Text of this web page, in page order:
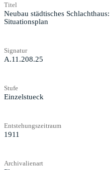
Titel
Neubau städtisches
Situationsplan
Signatur
A.11.208.25
Stufe
Einzelstueck
Entstehungszeitraum
1911
Archivalienart